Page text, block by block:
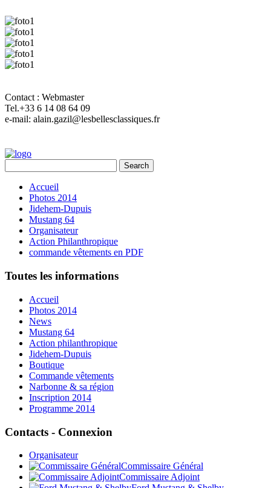
Contact : Webmaster
Tel.+33 6 14 08 64 09
e-mail: alain.gazil@lesbellesclassiques.fr
Accueil
Photos 2014
Jidehem-Dupuis
Mustang 64
Organisateur
Action Philanthropique
commande vêtements en PDF
Toutes les informations
Accueil
Photos 2014
News
Mustang 64
Action philanthropique
Jidehem-Dupuis
Boutique
Commande vêtements
Narbonne & sa région
Inscription 2014
Programme 2014
Contacts - Connexion
Organisateur
Commissaire Général
Commissaire Adjoint